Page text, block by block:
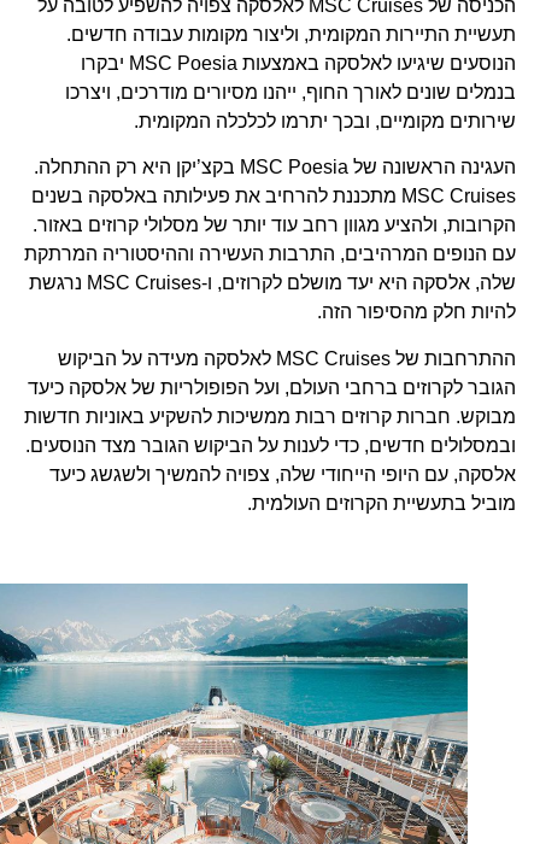
הכניסה של MSC Cruises לאלסקה צפויה להשפיע לטובה על
תעשיית התיירות המקומית, וליצור מקומות עבודה חדשים.
הנוסעים שיגיעו לאלסקה באמצעות MSC Poesia יבקרו
בנמלים שונים לאורך החוף, ייהנו מסיורים מודרכים, ויצרכו
שירותים מקומיים, ובכך יתרמו לכלכלה המקומית.
העגינה הראשונה של MSC Poesia בקצ’יקן היא רק ההתחלה.
MSC Cruises מתכננת להרחיב את פעילותה באלסקה בשנים
הקרובות, ולהציע מגוון רחב עוד יותר של מסלולי קרוזים באזור.
עם הנופים המרהיבים, התרבות העשירה וההיסטוריה המרתקת
שלה, אלסקה היא יעד מושלם לקרוזים, ו-MSC Cruises נרגשת
להיות חלק מהסיפור הזה.
ההתרחבות של MSC Cruises לאלסקה מעידה על הביקוש
הגובר לקרוזים ברחבי העולם, ועל הפופולריות של אלסקה כיעד
מבוקש. חברות קרוזים רבות ממשיכות להשקיע באוניות חדשות
ובמסלולים חדשים, כדי לענות על הביקוש הגובר מצד הנוסעים.
אלסקה, עם היופי הייחודי שלה, צפויה להמשיך ולשגשג כיעד
מוביל בתעשיית הקרוזים העולמית.